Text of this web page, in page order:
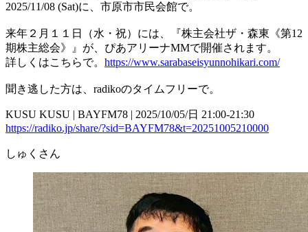
2025/11/08 (Sat)に、市原市市民会館で。
来年２月１１日（水・祝）には、『株主会社ザ・森東《第12
期株主総会》』が、ぴあアリーナMMで開催されます。
詳しくはこちらで。 https://www.sarabaseisyunnohikari.com/
聞き逃した方は、radikoのタイムフリーで。
KUSU KUSU | BAYFM78 | 2025/10/05/日 21:00-21:30
https://radiko.jp/share/?sid=BAYFM78&t=20251005210000
しゅくさん